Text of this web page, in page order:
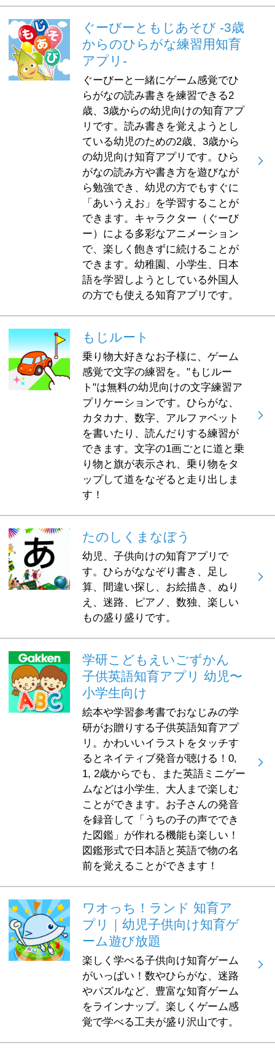
ぐーびーともじあそび -3歳
からのひらがな練習用知育
アプリ-
ぐーびーと一緒にゲーム感覚でひ
らがなの読み書きを練習できる2
歳、3歳からの幼児向けの知育アプ
リです。読み書きを覚えようとし
ている幼児のための2歳、3歳から
の幼児向け知育アプリです。ひら
がなの読み方や書き方を遊びなが
ら勉強でき、幼児の方でもすぐに
「あいうえお」を学習することが
できます。キャラクター（ぐーび
ー）による多彩なアニメーション
で、楽しく飽きずに続けることが
できます。幼稚園、小学生、日本
語を学習しようとしている外国人
の方でも使える知育アプリです。
もじルート
乗り物大好きなお子様に、ゲーム
感覚で文字の練習を。"もじルー
ト"は無料の幼児向けの文字練習ア
プリケーションです。ひらがな、
カタカナ、数字、アルファベット
を書いたり、読んだりする練習が
できます。文字の1画ごとに道と乗
り物と旗が表示され、乗り物をタ
ップして道をなぞると走り出しま
す！
たのしくまなぼう
幼児、子供向けの知育アプリで
す。ひらがななぞり書き、足し
算、間違い探し、お絵描き、ぬり
え、迷路、ピアノ、数独、楽しい
もの盛り盛りです。
学研こどもえいごずかん
子供英語知育アプリ 幼児〜
小学生向け
絵本や学習参考書でおなじみの学
研がお贈りする子供英語知育アプ
リ。かわいいイラストをタッチす
るとネイティブ発音が聴ける！0,
1, 2歳からでも、また英語ミニゲー
ムなどは小学生、大人まで楽しむ
ことができます。お子さんの発音
を録音して「うちの子の声ででき
た図鑑」が作れる機能も楽しい！
図鑑形式で日本語と英語で物の名
前を覚えることができます！
ワオっち！ランド 知育ア
プリ｜幼児子供向け知育ゲ
ーム遊び放題
楽しく学べる子供向け知育ゲーム
がいっぱい！数やひらがな、迷路
やパズルなど、豊富な知育ゲーム
をラインナップ。楽しくゲーム感
覚で学べる工夫が盛り沢山です。